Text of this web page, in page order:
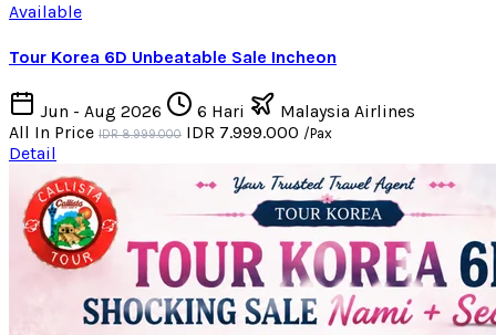
Available
Tour Korea 6D Unbeatable Sale Incheon
Jun - Aug 2026 6 Hari
Malaysia Airlines
All In Price IDR 8.999.000 IDR 7.999.000 /Pax
Detail